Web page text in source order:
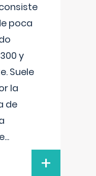
poca
y
Suele
la
de
...
+